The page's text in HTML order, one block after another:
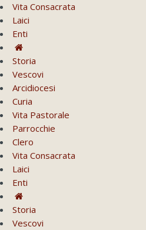
Vita Consacrata
Laici
Enti
Storia
Vescovi
Arcidiocesi
Curia
Vita Pastorale
Parrocchie
Clero
Vita Consacrata
Laici
Enti
Storia
Vescovi